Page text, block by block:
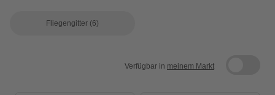
Fliegengitter (6)
Verfügbar in meinem Markt